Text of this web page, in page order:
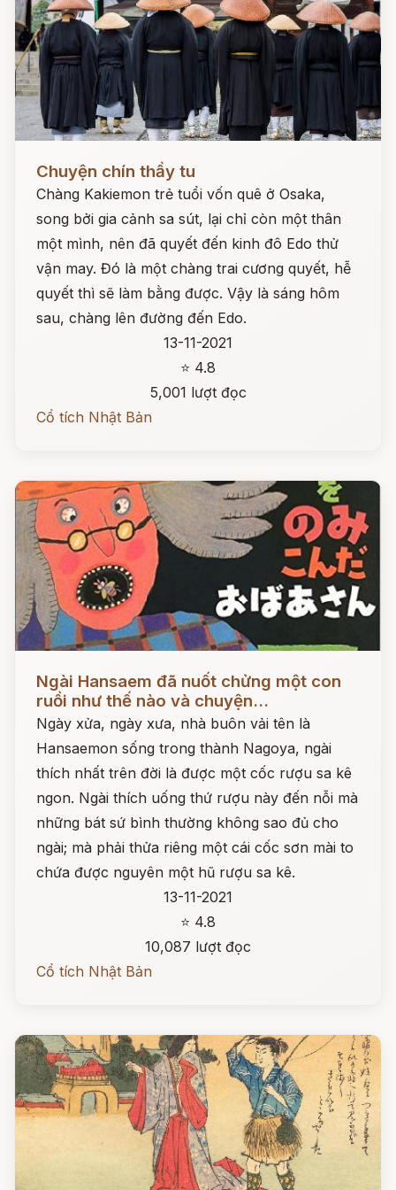
Chuyện chín thầy tu
Chàng Kakiemon trẻ tuổi vốn quê ở Osaka,
song bởi gia cảnh sa sút, lại chỉ còn một thân
một mình, nên đã quyết đến kinh đô Edo thử
vận may. Đó là một chàng trai cương quyết, hễ
quyết thì sẽ làm bằng được. Vậy là sáng hôm
sau, chàng lên đường đến Edo.
13-11-2021
⭐ 4.8
5,001 lượt đọc
Cổ tích Nhật Bản
Ngài Hansaem đã nuốt chửng một con
ruồi như thế nào và chuyện...
Ngày xửa, ngày xưa, nhà buôn vải tên là
Hansaemon sống trong thành Nagoya, ngài
thích nhất trên đời là được một cốc rượu sa kê
ngon. Ngài thích uống thứ rượu này đến nỗi mà
những bát sứ bình thường không sao đủ cho
ngài; mà phải thửa riêng một cái cốc sơn mài to
chứa được nguyên một hũ rượu sa kê.
13-11-2021
⭐ 4.8
10,087 lượt đọc
Cổ tích Nhật Bản